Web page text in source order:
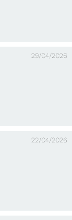
29/04/2026
22/04/2026